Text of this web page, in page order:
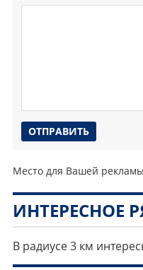
Место для Вашей рекламы
ИНТЕРЕСНОЕ
В радиусе 3 км